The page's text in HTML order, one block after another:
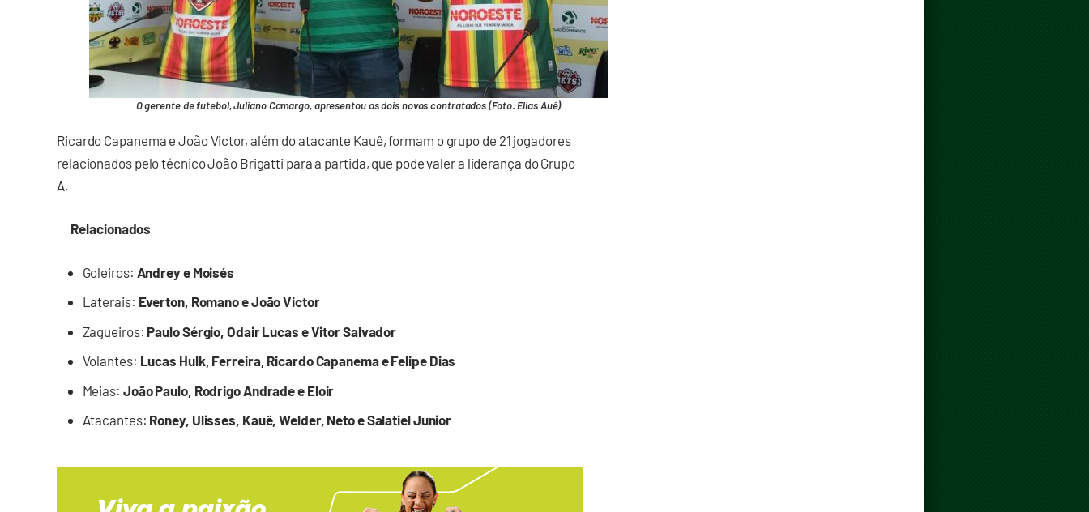
O gerente de futebol, Juliano Camargo, apresentou os dois novos contratados (Foto: Elias Auê)
Ricardo Capanema e João Victor, além do atacante Kauê, formam o grupo de 21 jogadores
relacionados pelo técnico João Brigatti para a partida, que pode valer a liderança do Grupo
A.
Relacionados
Goleiros: Andrey e Moisés
Laterais: Everton, Romano e João Victor
Zagueiros: Paulo Sérgio, Odair Lucas e Vitor Salvador
Volantes: Lucas Hulk, Ferreira, Ricardo Capanema e Felipe Dias
Meias: João Paulo, Rodrigo Andrade e Eloir
Atacantes: Roney, Ulisses, Kauê, Welder, Neto e Salatiel Junior